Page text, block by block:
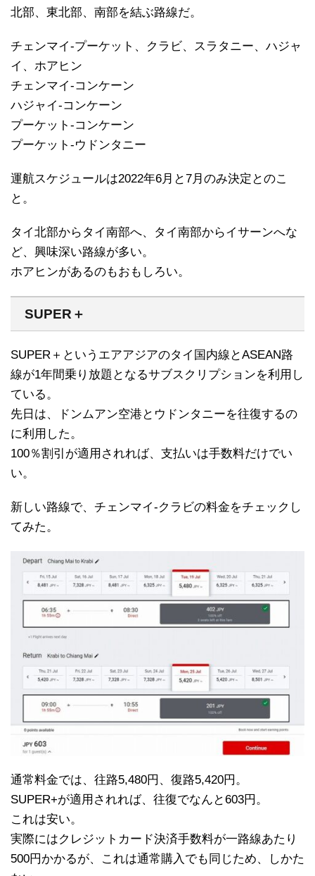
北部、東北部、南部を結ぶ路線だ。
チェンマイ-プーケット、クラビ、スラタニー、ハジャ
イ、ホアヒン
チェンマイ-コンケーン
ハジャイ-コンケーン
プーケット-コンケーン
プーケット-ウドンタニー
運航スケジュールは2022年6月と7月のみ決定とのこ
と。
タイ北部からタイ南部へ、タイ南部からイサーンへな
ど、興味深い路線が多い。
ホアヒンがあるのもおもしろい。
SUPER＋
SUPER＋というエアアジアのタイ国内線とASEAN路
線が1年間乗り放題となるサブスクリプションを利用し
ている。
先日は、ドンムアン空港とウドンタニーを往復するの
に利用した。
100％割引が適用されれば、支払いは手数料だけでい
い。
新しい路線で、チェンマイ-クラビの料金をチェックし
てみた。
通常料金では、往路5,480円、復路5,420円。
SUPER+が適用されれば、往復でなんと603円。
これは安い。
実際にはクレジットカード決済手数料が一路線あたり
500円かかるが、これは通常購入でも同じため、しかた